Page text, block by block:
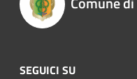
SEGUICI SU